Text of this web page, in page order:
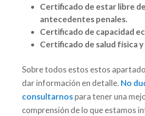
Certificado de estar libre de
antecedentes penales.
Certificado de capacidad
Certificado de salud física
Sobre todos estos estos
dar información en detalle. No
consultarnospara tener una
comprensión de lo que estamos